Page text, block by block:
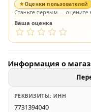
Оценки пользователей
Станьте первым — оцените
Ваша оценка
Информация о
РЕКВИЗИТЫ: ИНН
7731394040